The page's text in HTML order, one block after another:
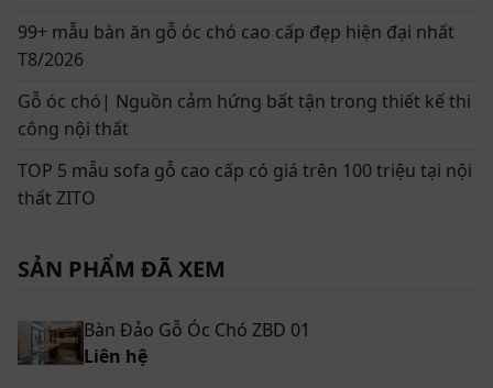
Bàn đảo bất đối xứng ZBD 01 tạo nên điểm nhấn khác biệt cho
99+ mẫu bàn ăn gỗ óc chó cao cấp đẹp hiện đại nhất
T8/2026
Gỗ óc chó| Nguồn cảm hứng bất tận trong thiết kế thi
công nội thất
TOP 5 mẫu sofa gỗ cao cấp có giá trên 100 triệu tại nội
thất ZITO
SẢN PHẨM ĐÃ XEM
Bàn Đảo Gỗ Óc Chó ZBD 01
Liên hệ